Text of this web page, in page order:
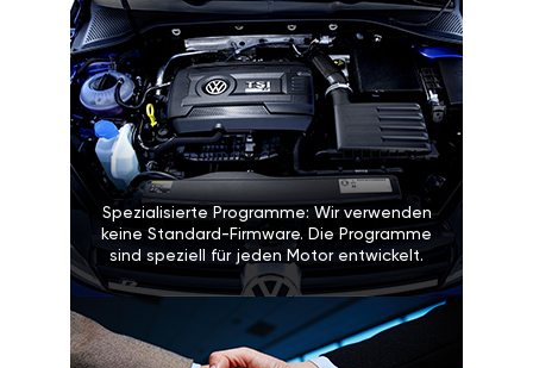
Spezialisierte Programme: Wir verwenden
keine Standard-Firmware. Die Programme
sind speziell für jeden Motor entwickelt.